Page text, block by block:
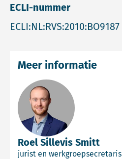
ECLI-nummer
ECLI:NL:RVS:2010:BO9187
Roel Sillevis Smitt
jurist en werkgroepsecretaris
Meer informatie